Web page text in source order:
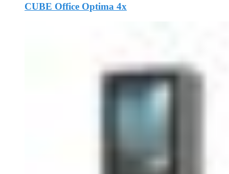
CUBE Office Optima 4x